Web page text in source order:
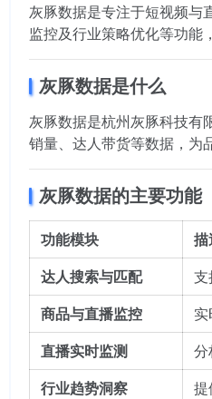
灰豚数据是专注于短视频与
监控及行业策略优化等功能
灰豚数据是什么
灰豚数据是杭州灰豚科技有
销量、达人带货等数据，为
灰豚数据的主要功能
功能模块
描
达人搜索与匹配
支
商品与直播监控
直播实时监测
分
行业趋势洞察
提